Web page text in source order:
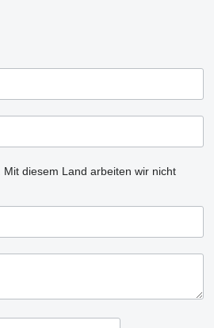
Mit diesem Land arbeiten wir nicht